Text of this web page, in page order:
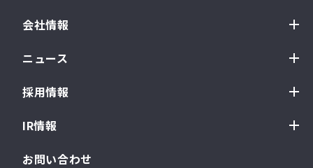
会社情報
ニュース
採用情報
IR情報
お問い合わせ